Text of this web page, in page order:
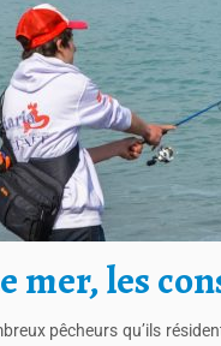
mer, les
pêcheurs qu’ils